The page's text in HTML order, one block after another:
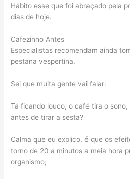
Hábito esse que foi abraçado pela
dias de hoje.
Cafezinho Antes
Especialistas recomendam ainda
pestana vespertina.
Sei que muita gente vai falar:
Tá ficando louco, o café tira o
antes de tirar a sesta?
Calma que eu explico, é que os
torno de 20 a minutos a meia hora
organismo;